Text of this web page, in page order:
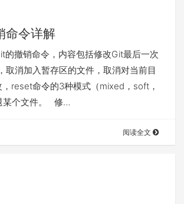
命令详解
的撤销命令，内容包括修改Git最后一次
取消加入暂存区的文件，取消对当前目
reset命令的3种模式（mixed，soft，
某个文件。 修…
阅读全文